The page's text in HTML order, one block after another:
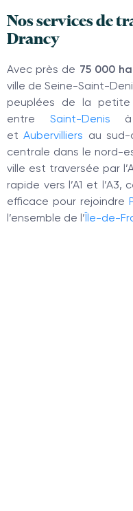
Nos services de
Drancy
Avec près de 75 000
ville de Seine-Saint-
peuplées de la petite
entre Saint-Denis à
etAubervilliers au
centrale dans le nord-
ville est traversée par
rapide vers l’A1 et
efficace pour rejoindre
l’ensemble de l’Île-de-